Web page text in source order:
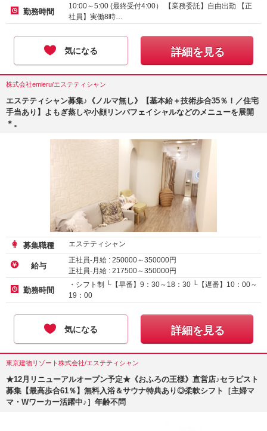
勤務時間
10:00～5:00 (最終受付4:00） 【業務委託】自由出勤 【正
社員】実働8時…
気になる 詳細を見る
株式会社emieru/エステティシャン
エステティシャン募集♪《ノルマ無し》【基本給＋技術歩合35％！／住宅
手当あり】よもぎ蒸しや小顔リンパフェイシャルなどのメニューを展開
＊。
募集職種 エステティシャン
給与
正社員-月給 : 250000～350000円
正社員-月給 : 217500～350000円
勤務時間
・シフト制 └【早番】9：30～18：30 └【遅番】10：00～
19：00
気になる 詳細を見る
東京建物リゾート株式会社/エステティシャン
★12月リニューアルオープン予定★《おふろの王様》直営店♪セラピスト
募集【最高歩合61％】無料入浴＆サウナ特典あり◎柔軟シフト［主婦マ
マ・Wワーカー活躍中♪］年齢不問